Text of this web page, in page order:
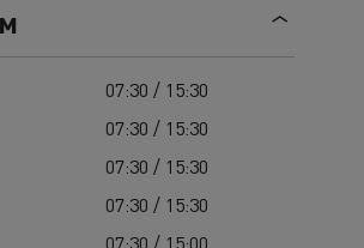
Radovi na održavanju cesta
Oprema za lokalne uprave
07:30 / 15:30
07:30 / 15:30
07:30 / 15:30
07:30 / 15:30
07:30 / 15:00